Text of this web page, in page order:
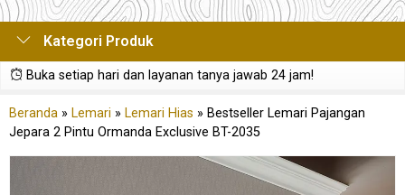
Kategori Produk
Buka setiap hari dan layanan tanya jawab 24 jam!
Beranda » Lemari » Lemari Hias » Bestseller Lemari Pajangan
Jepara 2 Pintu Ormanda Exclusive BT-2035